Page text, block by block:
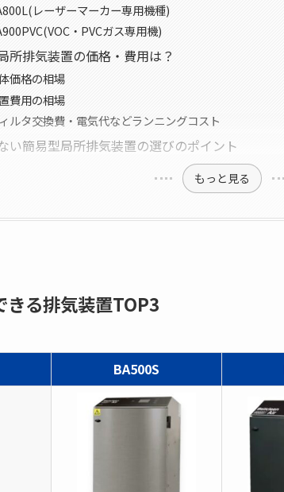
レーザーマーカー専用機種)
・PVCガス専用機)
所排気装置の価格・費用は？
価格の相場
費用の相場
ルタ交換費・電気代などランニングコスト
い簡易型局所排気装置の選びのポイント
もっと見る
きる排気装置TOP3
BA500S